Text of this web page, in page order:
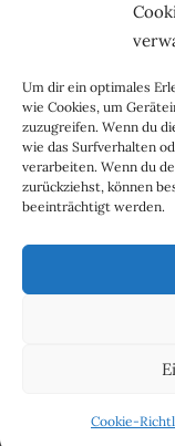
Um dir ein optimales
wie Cookies, um
zuzugreifen. Wenn du
wie das Surfverhalten
verarbeiten. Wenn du
zurückziehst, können
beeinträchtigt werden.
Cookie-
Weiterlesen »